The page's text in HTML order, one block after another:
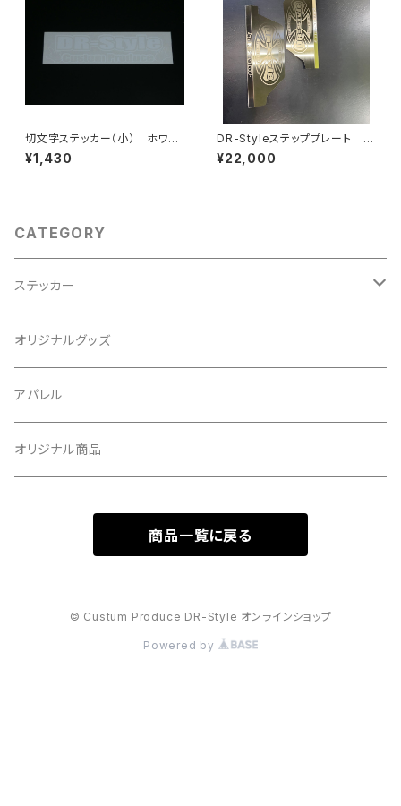
切文字ステッカー（小） ホワイ
ト
¥1,430
DR-Styleステッププレート ク
ロス
¥22,000
CATEGORY
ステッカー
シャコタンステッカー
ハンコステッカー
給油口ステッカーvol.2
生足ステッカー
切文字ステッカーvol.2
オリジナルグッズ
アパレル
オリジナル商品
商品一覧に戻る
© Custum Produce DR-Style オンラインショップ
Powered by